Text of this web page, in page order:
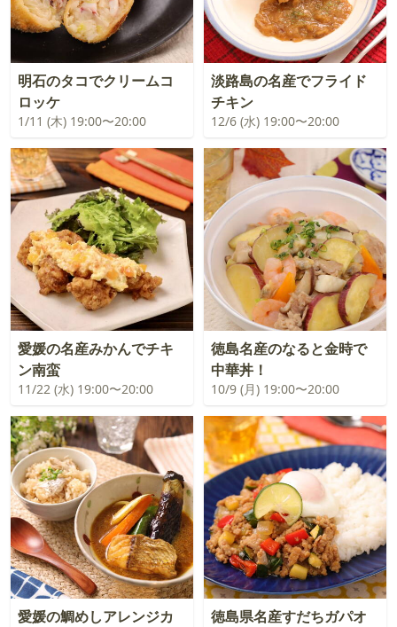
明石のタコでクリームコ
ロッケ
1/11 (木) 19:00〜20:00
淡路島の名産でフライド
チキン
12/6 (水) 19:00〜20:00
愛媛の名産みかんでチキ
ン南蛮
11/22 (水) 19:00〜20:00
徳島名産のなると金時で
中華丼！
10/9 (月) 19:00〜20:00
愛媛の鯛めしアレンジカ
徳島県名産すだちガパオ